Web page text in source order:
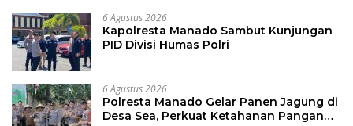
6 Agustus 2026
Kapolresta Manado Sambut Kunjungan
PID Divisi Humas Polri
6 Agustus 2026
Polresta Manado Gelar Panen Jagung di
Desa Sea, Perkuat Ketahanan Pangan